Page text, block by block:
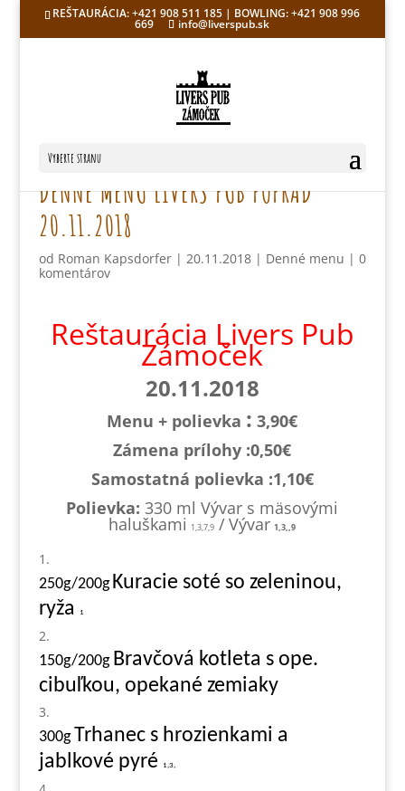
REŠTAURÁCIA: +421 908 511 185 | BOWLING: +421 908 996
669 info@liverspub.sk
Vyberte stranu
DENNÉ MENU LIVERS PUB POPRAD
20.11.2018
od Roman Kapsdorfer| 20.11.2018| Denné menu | 0
komentárov
Reštaurácia Livers Pub
Zámoček
20.11.2018
Menu + polievka : 3,90€
Zámena prílohy :0,50€
Samostatná polievka :1,10€
Polievka:330 mlVývar s mäsovými
haluškami 1,3,7,9 /Vývar 1,3,,9
250g/200g Kuracie soté so zeleninou,
ryža
1
150g/200g Bravčová kotleta s ope.
cibuľkou, opekané zemiaky
300gTrhanec s hrozienkami a
jablkové pyré
1,3,